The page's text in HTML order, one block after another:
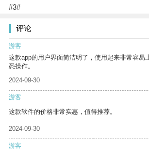
#3#
评论
游客
这款app的用户界面简洁明了，使用起来非常容易
悉操作。
2024-09-30
游客
这款软件的价格非常实惠，值得推荐。
2024-09-30
游客